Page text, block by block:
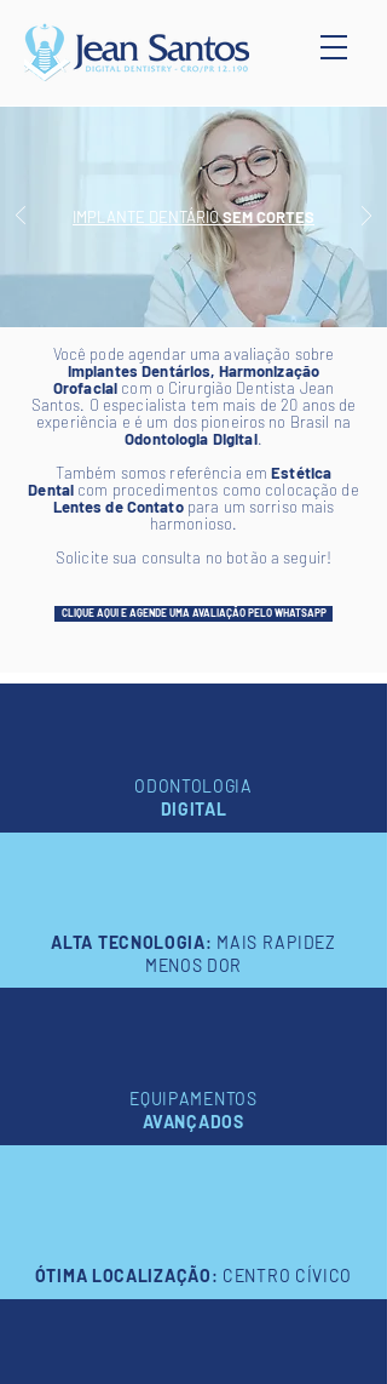
Você pode agendar uma avaliação sobre
Implantes Dentários, Harmonização
Orofacial com o Cirurgião Dentista Jean
Santos. O especialista tem mais de 20 anos de
experiência e é um dos pioneiros no Brasil na
Odontologia Digital.
Também somos referência em Estética
Dental com procedimentos como colocação de
Lentes de Contato para um sorriso mais
harmonioso.
Solicite sua consulta no botão a seguir!
CLIQUE AQUI E AGENDE UMA AVALIAÇÃO PELO WHATSAPP
IMPLANTE DENTÁRIOSEM CORTES
ODONTOLOGIA
DIGITAL
ALTA TECNOLOGIA: MAIS RAPIDEZ
MENOS DOR
EQUIPAMENTOS
AVANÇADOS
ÓTIMA LOCALIZAÇÃO: CENTRO CÍVICO